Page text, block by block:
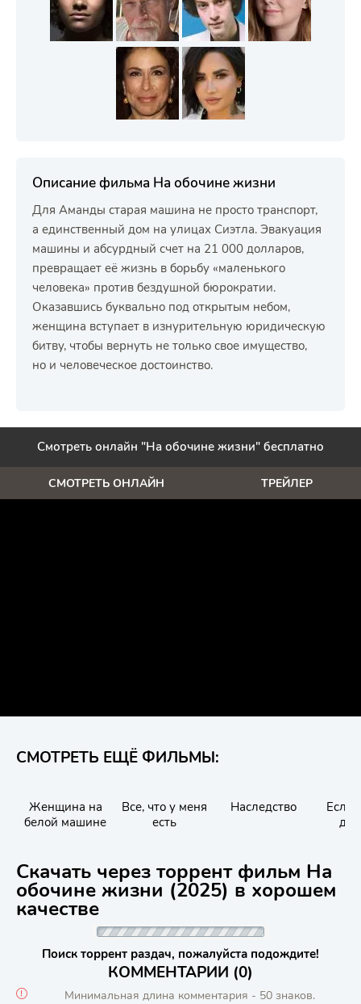
Описание фильма На обочине жизни
Для Аманды старая машина не просто транспорт,
а единственный дом на улицах Сиэтла. Эвакуация
машины и абсурдный счет на 21 000 долларов,
превращает её жизнь в борьбу «маленького
человека» против бездушной бюрократии.
Оказавшись буквально под открытым небом,
женщина вступает в изнурительную юридическую
битву, чтобы вернуть не только свое имущество,
но и человеческое достоинство.
Смотреть онлайн "На обочине жизни" бесплатно
СМОТРЕТЬ ОНЛАЙН ТРЕЙЛЕР
СМОТРЕТЬ ЕЩЁ ФИЛЬМЫ:
Женщина на
белой машине
Все, что у меня
есть
Наследство
Если
Скачать через торрент фильм На
обочине жизни (2025) в хорошем
качестве
Поиск торрент раздач, пожалуйста подождите!
КОММЕНТАРИИ (0)
Минимальная длина комментария - 50 знаков.